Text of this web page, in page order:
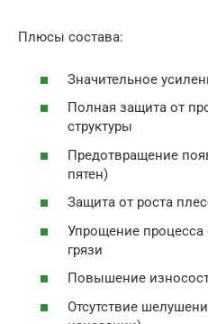
Плюсы состава:
Значительное
Полная защита от
структуры
Предотвращение
пятен)
Защита от роста
Упрощение процесса
грязи
Повышение
Отсутствие